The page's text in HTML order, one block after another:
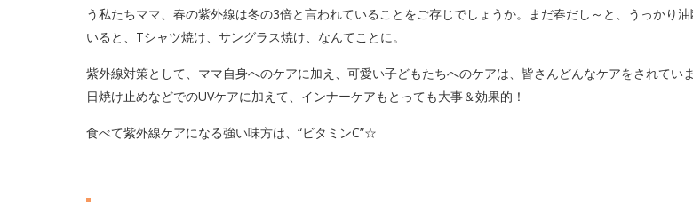
う私たちママ、春の紫外線は冬の3倍と言われていることをご存じでしょうか。まだ春だし～と、うっかり
いると、Tシャツ焼け、サングラス焼け、なんてことに。
紫外線対策として、ママ自身へのケアに加え、可愛い子どもたちへのケアは、皆さんどんなケアをされていま
日焼け止めなどでのUVケアに加えて、インナーケアもとっても大事＆効果的！
食べて紫外線ケアになる強い味方は、“ビタミンC”☆